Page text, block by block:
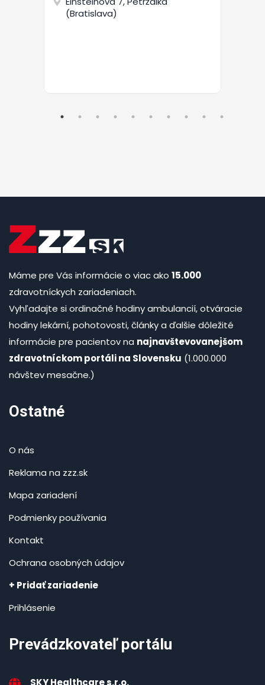
(Bratislava)
Máme pre Vás informácie o viac ako 15.000
zdravotníckych zariadeniach.
Vyhľadajte si ordinačné hodiny ambulancií, otváracie
hodiny lekární, pohotovosti, články a ďalšie dôležité
informácie pre pacientov na najnavštevovanejšom
zdravotníckom portáli na Slovensku (1.000.000
návštev mesačne.)
Ostatné
O nás
Reklama na zzz.sk
Mapa zariadení
Podmienky používania
Kontakt
Ochrana osobných údajov
+ Pridať zariadenie
Prihlásenie
Prevádzkovateľ portálu
SKY Healthcare s.r.o.